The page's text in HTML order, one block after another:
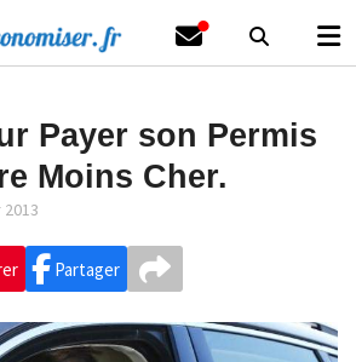
Payer son Permis
Moins Cher.
Partager